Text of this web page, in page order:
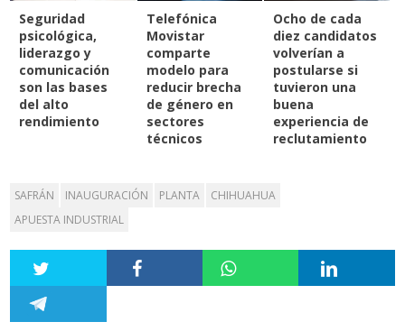
Seguridad
psicológica,
liderazgo y
comunicación
son las bases
del alto
rendimiento
Telefónica
Movistar
comparte
modelo para
reducir brecha
de género en
sectores
técnicos
Ocho de cada
diez candidatos
volverían a
postularse si
tuvieron una
buena
experiencia de
reclutamiento
SAFRÁN INAUGURACIÓN PLANTA
CHIHUAHUA
APUESTA INDUSTRIAL